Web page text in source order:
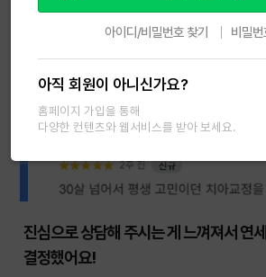
진심으로 상담해 주시는 게 느껴져서 연
결정했어요!
아이디/비밀번호 찾기 비밀
아직 회원이 아니신가요?
홈페이지 가입을 통해
다양한 컨텐츠와 웹서비스를 받아 보세요.